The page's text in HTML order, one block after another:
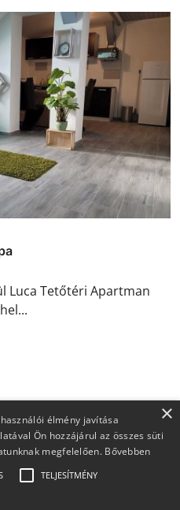
Luca Tetőtéri Apartman
×
élmény javítása
Ön hozzájárul az összes süti
megfelelően. Bővebben
TELJESÍTMÉNY